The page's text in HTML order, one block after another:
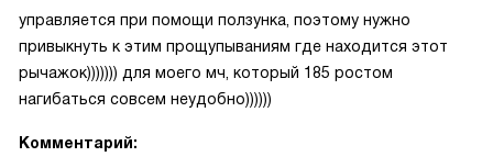
управляется при помощи ползунка, поэтому нужно
привыкнуть к этим прощупываниям где находится этот
рычажок))))))) для моего мч, который 185 ростом
нагибаться совсем неудобно))))))
Комментарий: